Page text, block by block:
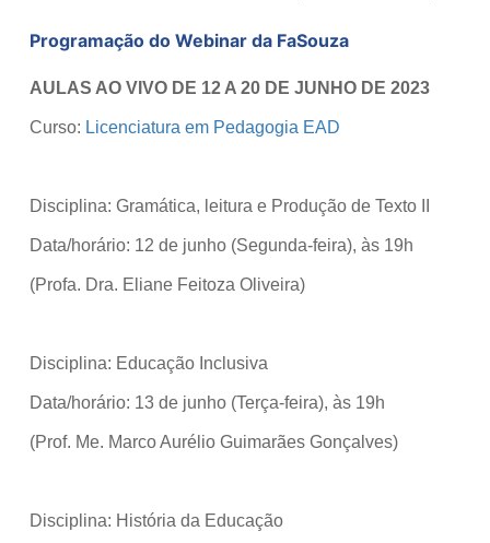
Programação do Webinar da FaSouza
AULAS AO VIVO DE 12 A 20 DE JUNHO DE 2023
Curso: Licenciatura em Pedagogia EAD
Disciplina: Gramática, leitura e Produção de Texto II
Data/horário: 12 de junho (Segunda-feira), às 19h
(Profa. Dra. Eliane Feitoza Oliveira)
Disciplina: Educação Inclusiva
Data/horário: 13 de junho (Terça-feira), às 19h
(Prof. Me. Marco Aurélio Guimarães Gonçalves)
Disciplina: História da Educação